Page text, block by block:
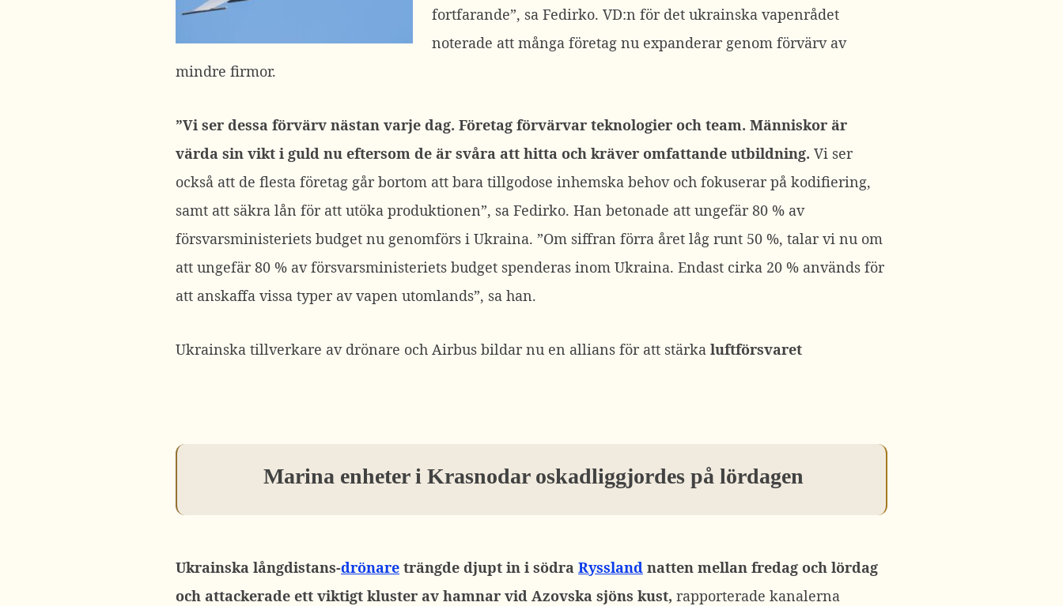
fortfarande”, sa Fedirko. VD:n för det ukrainska vapenrådet
noterade att många företag nu expanderar genom förvärv av
mindre firmor.
”Vi ser dessa förvärv nästan varje dag. Företag förvärvar teknologier och team. Människor är
värda sin vikt i guld nu eftersom de är svåra att hitta och kräver omfattande utbildning. Vi ser
också att de flesta företag går bortom att bara tillgodose inhemska behov och fokuserar på kodifiering,
samt att säkra lån för att utöka produktionen”, sa Fedirko. Han betonade att ungefär 80 % av
försvarsministeriets budget nu genomförs i Ukraina. ”Om siffran förra året låg runt 50 %, talar vi nu om
att ungefär 80 % av försvarsministeriets budget spenderas inom Ukraina. Endast cirka 20 % används för
att anskaffa vissa typer av vapen utomlands”, sa han.
Ukrainska tillverkare av drönare och Airbus bildar nu en allians för att stärka luftförsvaret
Marina enheter i Krasnodar oskadliggjordes på lördagen
Ukrainska långdistans-drönare trängde djupt in i södra Ryssland natten mellan fredag ​​och lördag
och attackerade ett viktigt kluster av hamnar vid Azovska sjöns kust, rapporterade kanalerna